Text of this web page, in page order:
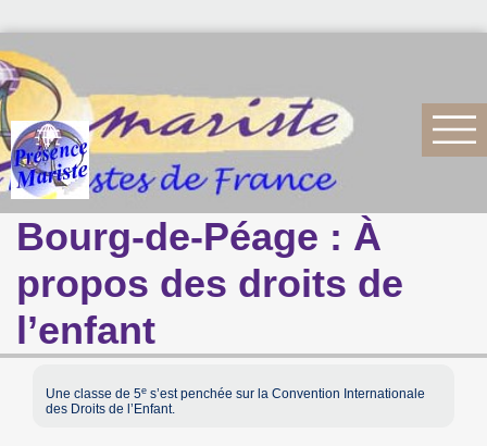
Bourg-de-Péage : À
propos des droits de
l’enfant
Une classe de 5e s’est penchée sur la Convention Internationale
des Droits de l’Enfant.